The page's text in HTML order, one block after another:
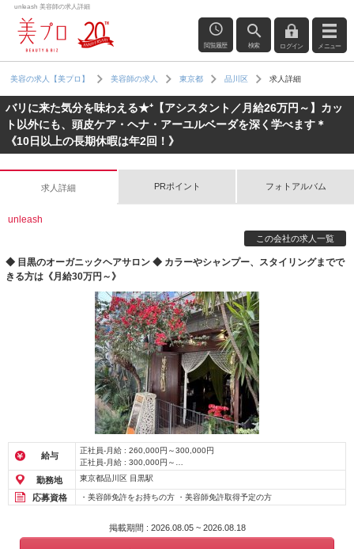
unleash 美容師の求人詳細
閲覧履歴 検索 ログイン メニュー
美容の求人【美プロ】 美容師の求人 東京都 品川区 求人詳細
バリに来た気分を味わえる★⁺【アシスタント／月給26万円～】カッ
ト以外にも、頭皮ケア・ヘナ・アーユルベーダを深く学べます＊
《10日以上の長期休暇は年2回！》
求人詳細 PRポイント フォトアルバム
unleash
この会社の求人一覧
◆ 目黒のオーガニックヘアサロン ◆ カラーやシャンプー、スタイリングまでで
きる方は《月給30万円～》
給与
正社員-月給 : 260,000円～300,000円
正社員-月給 : 300,000円～
アルバイト・パート-時給 : 1,500円～
勤務地 東京都品川区 目黒駅
応募資格 ・美容師免許をお持ちの方 ・美容師免許取得予定の方
掲載期間 : 2026.08.05 ~ 2026.08.18